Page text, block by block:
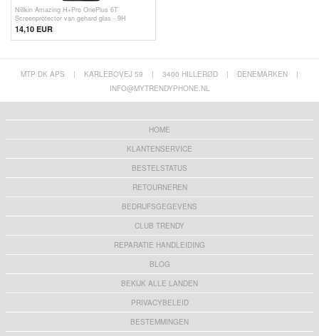
Nillkin Amazing H+Pro OnePlus 6T
Screenprotector van gehard glas - 9H
14,10 EUR
MTP DK APS | KARLEBOVEJ 59 | 3400 HILLERØD | DENEMARKEN
|
INFO@MYTRENDYPHONE.NL
HOME
KLANTENSERVICE
BESTELSTATUS
RETOURNEREN
BEDRIJFSGEGEVENS
CLUB TRENDY
REPARATIE HANDLEIDING
BLOG
BEKIJK ALLE LANDEN
PRIVACYBELEID
BESTEMMINGEN